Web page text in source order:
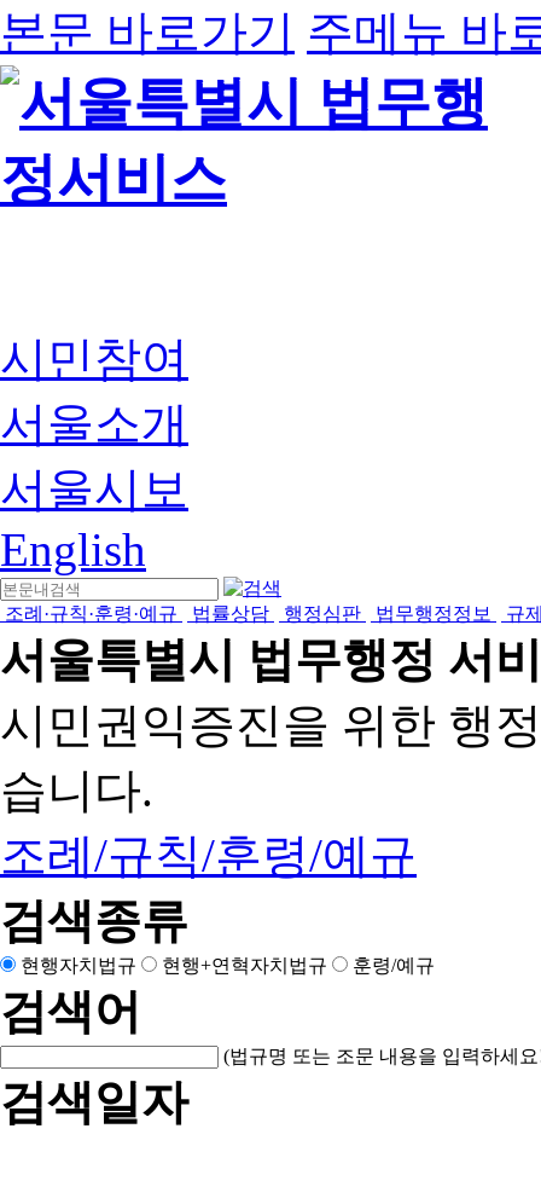
본문 바로가기 주메뉴 바
시민참여
서울소개
서울시보
English
조례·규칙·훈령·예규 법률상담 행정심판 법무행정정보 규
서울특별시 법무행정 서
시민권익증진을 위한 행
습니다.
조례/규칙/훈령/예규
검색종류
현행자치법규 현행+연혁자치법규 훈령/예규
검색어
(법규명 또는 조문 내용을 입력하세
검색일자